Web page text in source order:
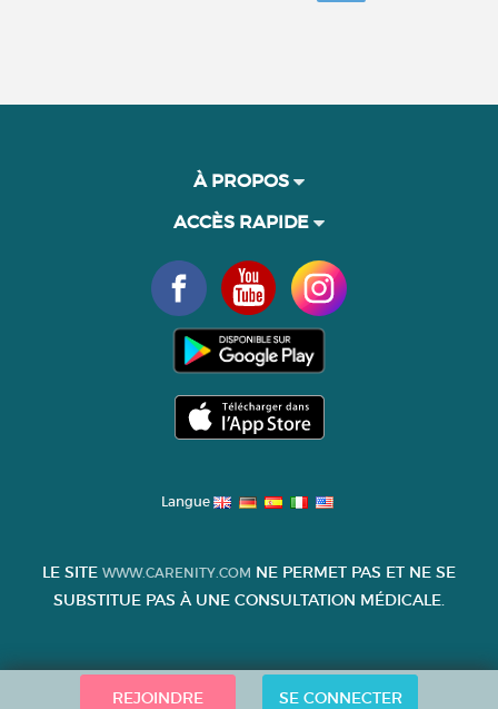
REJOINDRE SE CONNECTER
À PROPOS
ACCÈS RAPIDE
Langue
LE SITE WWW.CARENITY.COM NE PERMET PAS ET NE SE
SUBSTITUE PAS À UNE CONSULTATION MÉDICALE.